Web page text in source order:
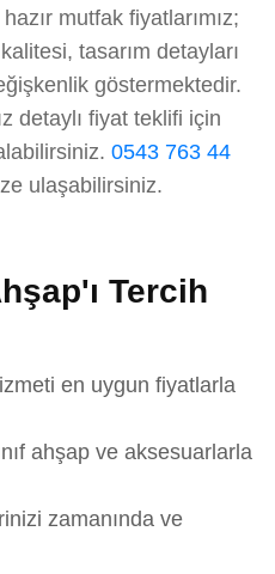
mutfak fiyatlarımız;
tasarım detayları
göstermektedir.
detaylı fiyat teklifi için
0543 763 44
ulaşabilirsiniz.
Tercih
en uygun fiyatlarla
ahşap ve aksesuarlarla
zamanında ve